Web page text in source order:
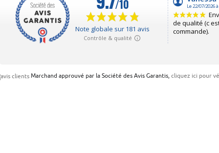
Marchand approuvé par la Société des Avis Garantis,cliquez ici pour